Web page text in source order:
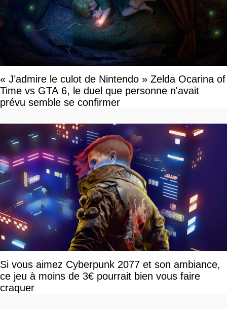
« J’admire le culot de Nintendo » Zelda Ocarina of
Time vs GTA 6, le duel que personne n'avait
prévu semble se confirmer
Si vous aimez Cyberpunk 2077 et son ambiance,
ce jeu à moins de 3€ pourrait bien vous faire
craquer